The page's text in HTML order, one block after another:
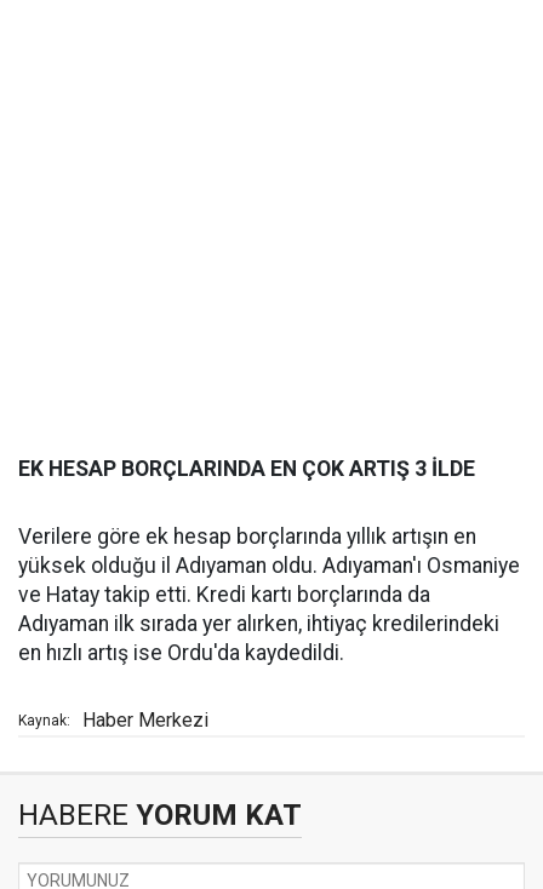
EK HESAP BORÇLARINDA EN ÇOK ARTIŞ 3 İLDE
Verilere göre ek hesap borçlarında yıllık artışın en
yüksek olduğu il Adıyaman oldu. Adıyaman'ı Osmaniye
ve Hatay takip etti. Kredi kartı borçlarında da
Adıyaman ilk sırada yer alırken, ihtiyaç kredilerindeki
en hızlı artış ise Ordu'da kaydedildi.
Kaynak: Haber Merkezi
HABERE YORUM KAT